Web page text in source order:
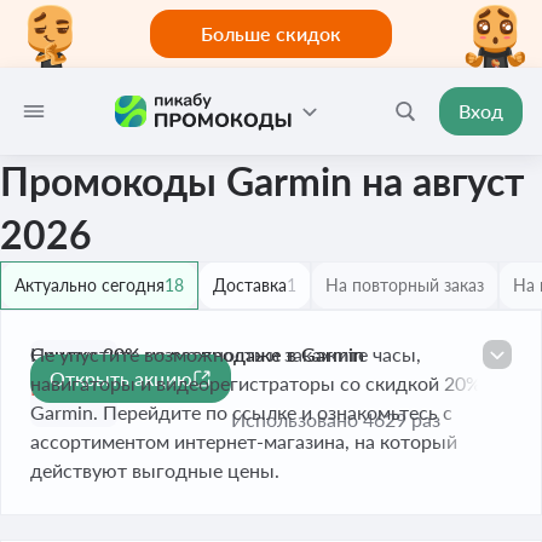
Больше скидок
Вход
Промокоды Garmin на август
2026
Актуально сегодня18 Доставка1 На повторный заказ На
-20%
Скидка 20% на распродаже в Garmin
Истекает завтра
Не упустите возможность и закажите часы,
навигаторы и видеорегистраторы со скидкой 20% в
Garmin. Перейдите по ссылке и ознакомьтесь с
ассортиментом интернет-магазина, на который
действуют выгодные цены.
Открыть акцию
Использовано 4629 раз